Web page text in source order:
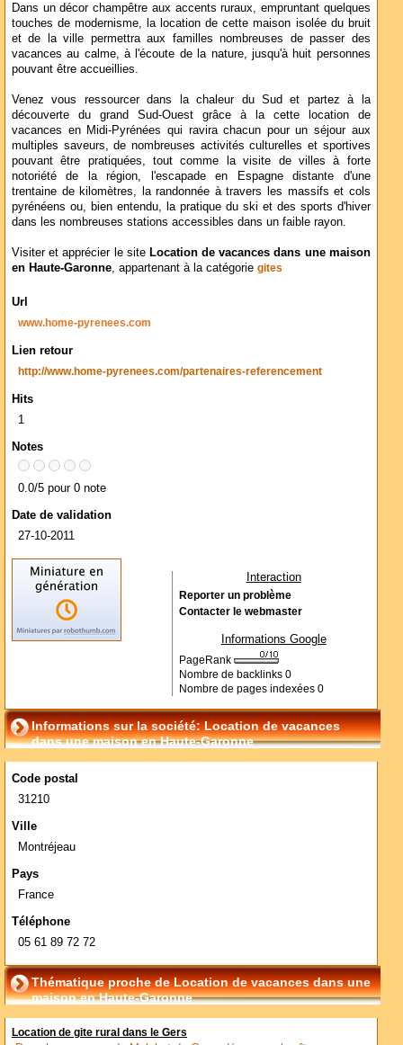
Dans un décor champêtre aux accents ruraux, empruntant quelques
touches de modernisme, la location de cette maison isolée du bruit
et de la ville permettra aux familles nombreuses de passer des
vacances au calme, à l'écoute de la nature, jusqu'à huit personnes
pouvant être accueillies.
Venez vous ressourcer dans la chaleur du Sud et partez à la
découverte du grand Sud-Ouest grâce à la cette location de
vacances en Midi-Pyrénées qui ravira chacun pour un séjour aux
multiples saveurs, de nombreuses activités culturelles et sportives
pouvant être pratiquées, tout comme la visite de villes à forte
notoriété de la région, l'escapade en Espagne distante d'une
trentaine de kilomètres, la randonnée à travers les massifs et cols
pyrénéens ou, bien entendu, la pratique du ski et des sports d'hiver
dans les nombreuses stations accessibles dans un faible rayon.
Visiter et apprécier le site Location de vacances dans une maison
en Haute-Garonne, appartenant à la catégorie gites
Url
www.home-pyrenees.com
Lien retour
http://www.home-pyrenees.com/partenaires-referencement
Hits
1
Notes
0.0/5 pour 0 note
Date de validation
27-10-2011
Interaction
Reporter un problème
Contacter le webmaster
Informations Google
PageRank
Nombre de backlinks 0
Nombre de pages indexées 0
Informations sur la société: Location de vacances
dans une maison en Haute-Garonne
Code postal
31210
Ville
Montréjeau
Pays
France
Téléphone
05 61 89 72 72
Thématique proche de Location de vacances dans une
maison en Haute-Garonne
Location de gite rural dans le Gers